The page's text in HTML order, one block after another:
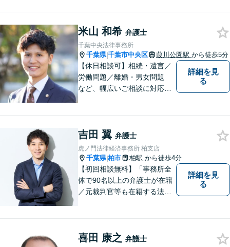
米山 和希 弁護士
千葉中央法律事務所
千葉県|千葉市中央区 葭川公園駅 から徒歩5分
【休日相談可】相続・遺言／
労働問題／離婚・男女問題
など、幅広いご相談に対応。
な内容の紛争も、事務所一丸
となり解決までサポート【葭
川公園駅5分】
詳細を見
る
吉田 翼 弁護士
虎ノ門法律経済事務所 柏支店
千葉県|柏市 柏駅 から徒歩4分
【初回相談無料】「事務所全
体で90名以上の弁護士が在籍
／元裁判官等も在籍する法律
と連携し、税務・登記もワン
詳細を見
る
喜田 康之 弁護士